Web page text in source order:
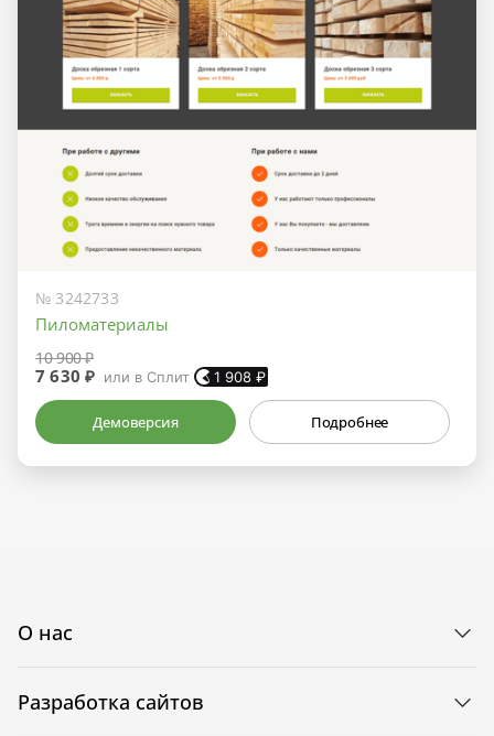
№ 3242733
Пиломатериалы
10 900 ₽
7 630 ₽ или в Сплит 1 908 ₽
Демоверсия Подробнее
О нас
Разработка сайтов